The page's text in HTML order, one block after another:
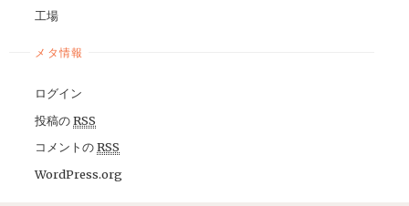
工場
メタ情報
ログイン
投稿のRSS
コメントのRSS
WordPress.org